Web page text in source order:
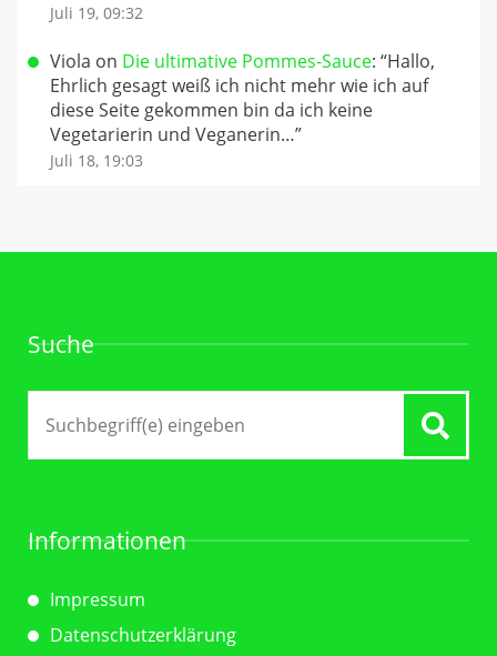
Juli 19, 09:32
Viola on Die ultimative Pommes-Sauce: “Hallo,
Ehrlich gesagt weiß ich nicht mehr wie ich auf
diese Seite gekommen bin da ich keine
Vegetarierin und Veganerin…”
Juli 18, 19:03
Suche
nach:
Informationen
Impressum
Datenschutzerklärung